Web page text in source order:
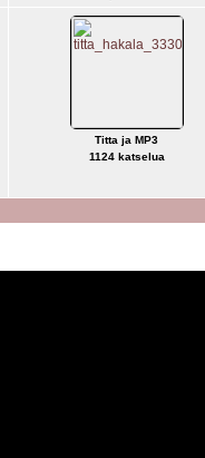
Titta ja MP3
1124 katselua